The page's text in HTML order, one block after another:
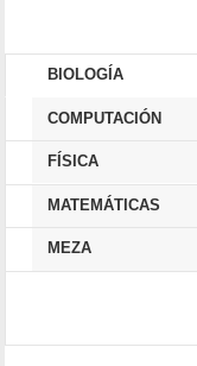
BIOLOGÍA
COMPUTACIÓN
FÍSICA
MATEMÁTICAS
MEZA